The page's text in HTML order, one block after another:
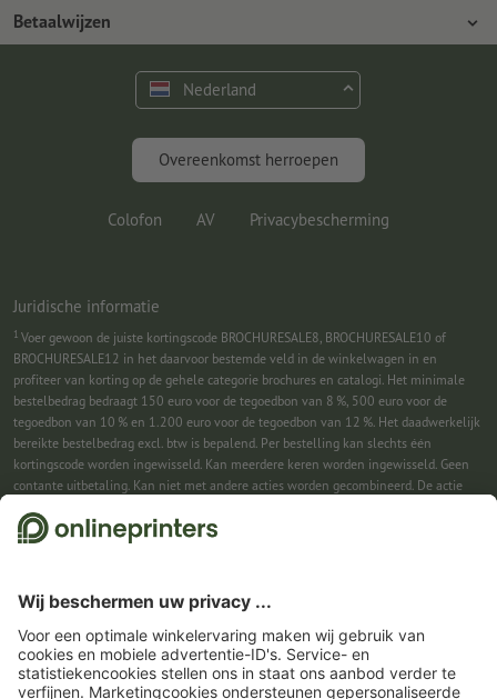
Milieubescherming
Verzending
Premium programma
Photoshop-tutorials
Gratis lettertypes en fonts
Marketing en insights
Betaalwijzen
Nederland
Overeenkomst herroepen
Colofon AV Privacybescherming
Juridische informatie
1 Voer gewoon de juiste kortingscode BROCHURESALE8, BROCHURESALE10 of
BROCHURESALE12 in het daarvoor bestemde veld in de winkelwagen in en
profiteer van korting op de gehele categorie brochures en catalogi. Het minimale
bestelbedrag bedraagt 150 euro voor de tegoedbon van 8 %, 500 euro voor de
tegoedbon van 10 % en 1.200 euro voor de tegoedbon van 12 %. Het daadwerkelijk
bereikte bestelbedrag excl. btw is bepalend. Per bestelling kan slechts één
kortingscode worden ingewisseld. Kan meerdere keren worden ingewisseld. Geen
contante uitbetaling. Kan niet met andere acties worden gecombineerd. De actie
2Je ontvangst eerst een e-mail waarin je de aanmelding voor de nieuwsbrief
ingewisseld. Geen minimumbestelwaarde. Maximale hoogte van de korting: € 150
van de bestelwaarde (netto). Geen contante uitbetaling. Kan niet worden
gecombineerd met andere acties of kortingscodes.De tegoedbon is na ontvangst
zes weken geldig.